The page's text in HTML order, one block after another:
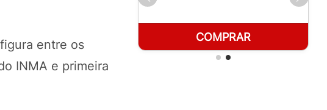
entre os
INMA e primeira
COMPRAR